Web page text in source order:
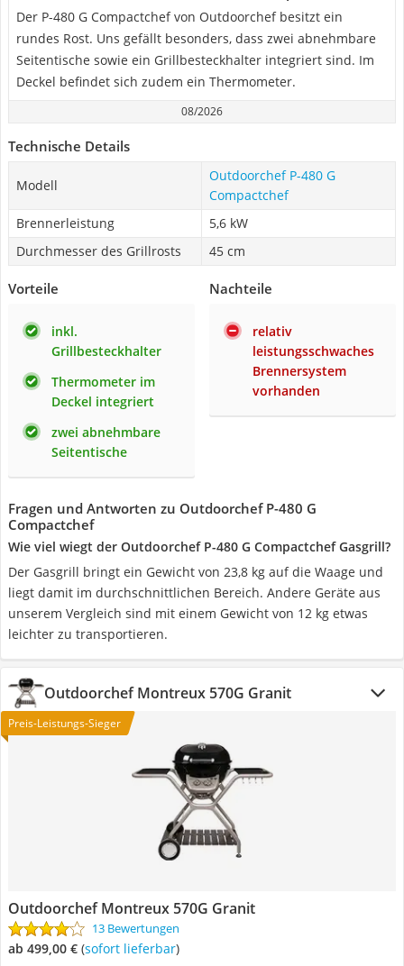
Der P-480 G Compactchef von Outdoorchef besitzt ein
rundes Rost. Uns gefällt besonders, dass zwei abnehmbare
Seitentische sowie ein Grillbesteckhalter integriert sind. Im
Deckel befindet sich zudem ein Thermometer.
08/2026
Technische Details
Modell
Outdoorchef P-480 G
Compactchef
Brennerleistung
5,6 kW
Durchmesser des Grillrosts
45 cm
Vorteile
inkl.
Grillbesteckhalter
Thermometer im
Deckel integriert
zwei abnehmbare
Seitentische
Nachteile
relativ
leistungsschwaches
Brennersystem
vorhanden
Fragen und Antworten zu Outdoorchef P-480 G
Compactchef
Wie viel wiegt der Outdoorchef P-480 G Compactchef Gasgrill?
Der Gasgrill bringt ein Gewicht von 23,8 kg auf die Waage und
liegt damit im durchschnittlichen Bereich. Andere Geräte aus
unserem Vergleich sind mit einem Gewicht von 12 kg etwas
leichter zu transportieren.
Outdoorchef Montreux 570G Granit
Preis-Leistungs-Sieger
Outdoorchef Montreux 570G Granit
13 Bewertungen
ab 499,00 € ( Sofort lieferbar)